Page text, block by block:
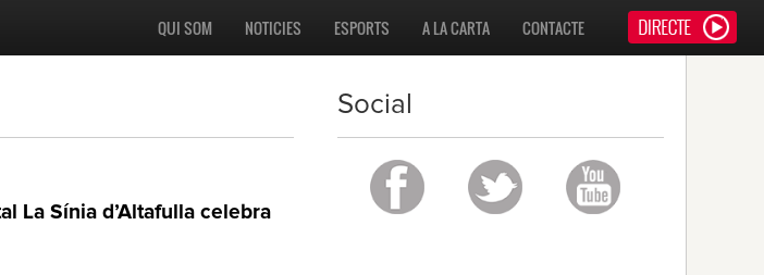
CONTACTE
A LA CARTA
ESPORTS
NOTICIES
QUI SOM
La Sínia d’Altafulla celebra
Social